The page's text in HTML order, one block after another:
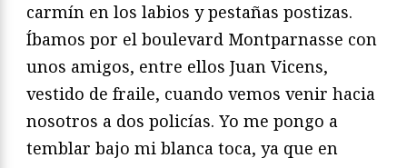
carmín en los labios y pestañas postizas.
Íbamos por el boulevard Montparnasse con
unos amigos, entre ellos Juan Vicens,
vestido de fraile, cuando vemos venir hacia
nosotros a dos policías. Yo me pongo a
temblar bajo mi blanca toca, ya que en